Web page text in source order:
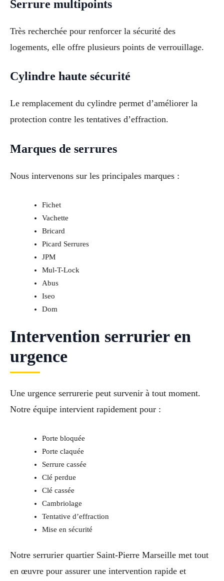
Serrure multipoints
Très recherchée pour renforcer la sécurité des
logements, elle offre plusieurs points de verrouillage.
Cylindre haute sécurité
Le remplacement du cylindre permet d’améliorer la
protection contre les tentatives d’effraction.
Marques de serrures
Nous intervenons sur les principales marques :
Fichet
Vachette
Bricard
Picard Serrures
JPM
Mul-T-Lock
Abus
Iseo
Dom
Intervention serrurier en
urgence
Une urgence serrurerie peut survenir à tout moment.
Notre équipe intervient rapidement pour :
Porte bloquée
Porte claquée
Serrure cassée
Clé perdue
Clé cassée
Cambriolage
Tentative d’effraction
Mise en sécurité
Notre serrurier quartier Saint-Pierre Marseille met tout
en œuvre pour assurer une intervention rapide et